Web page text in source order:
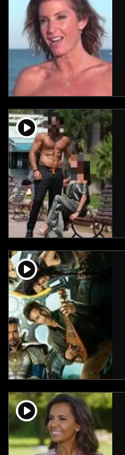
player2
player2
player2